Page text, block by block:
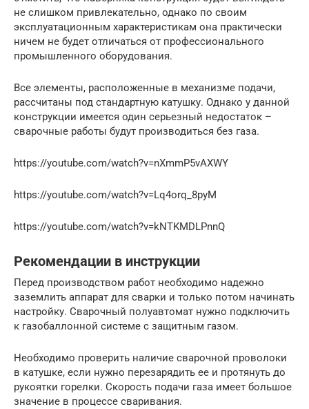
не слишком привлекательно, однако по своим
эксплуатационным характеристикам она практически
ничем не будет отличаться от профессионального
промышленного оборудования.
Все элементы, расположенные в механизме подачи,
рассчитаны под стандартную катушку. Однако у данной
конструкции имеется один серьезный недостаток –
сварочные работы будут производиться без газа.
https://youtube.com/watch?v=nXmmP5vAXWY
https://youtube.com/watch?v=Lq4orq_8pyM
https://youtube.com/watch?v=kNTKMDLPnnQ
Рекомендации в инструкции
Перед производством работ необходимо надежно
заземлить аппарат для сварки и только потом начинать
настройку. Сварочный полуавтомат нужно подключить
к газобаллонной системе с защитным газом.
Необходимо проверить наличие сварочной проволоки
в катушке, если нужно перезарядить ее и протянуть до
рукоятки горелки. Скорость подачи газа имеет большое
значение в процессе сваривания.